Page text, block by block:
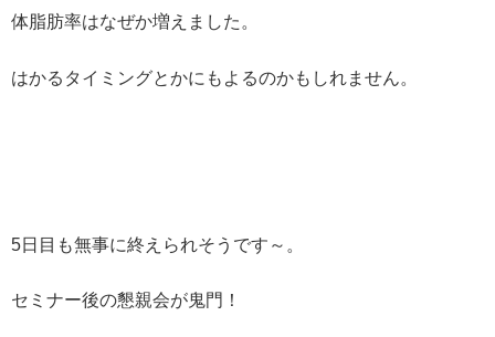
体脂肪率はなぜか増えました。
はかるタイミングとかにもよるのかもしれません。
5日目も無事に終えられそうです～。
セミナー後の懇親会が鬼門！